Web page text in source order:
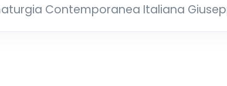
Contemporanea Italiana